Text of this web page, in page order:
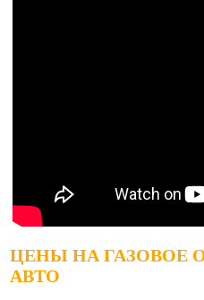
ЦЕНЫ НА ГАЗОВОЕ
АВТО